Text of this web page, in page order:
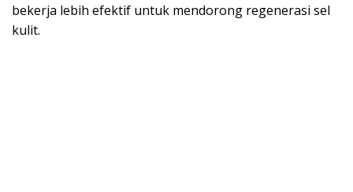
bekerja lebih efektif untuk mendorong regenerasi sel
kulit.